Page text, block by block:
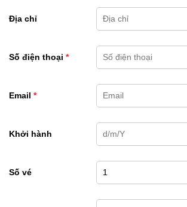
Địa chỉ
Số điện thoại *
Email *
Khởi hành
Số vé